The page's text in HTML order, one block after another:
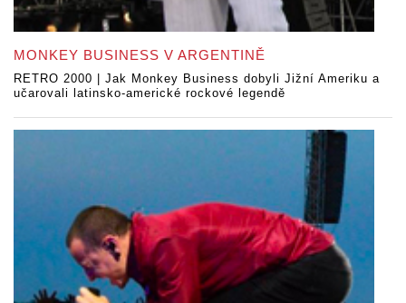
MONKEY BUSINESS V ARGENTINĚ
RETRO 2000 | Jak Monkey Business dobyli Jižní Ameriku a
učarovali latinsko-americké rockové legendě